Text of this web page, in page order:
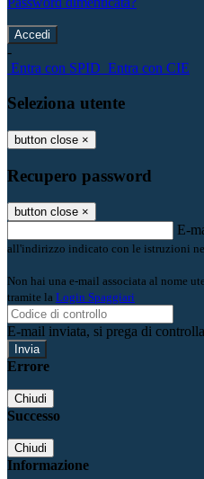
-
Entra con SPID Entra con CIE
Seleziona utente
button close ×
Recupero password
button close ×
E-
all'indirizzo indicato con le istruzioni
Non hai una e-mail associata al nome
tramite la Login Spaggiari
E-mail inviata, si prega di
Errore
Chiudi
Successo
Chiudi
Informazione